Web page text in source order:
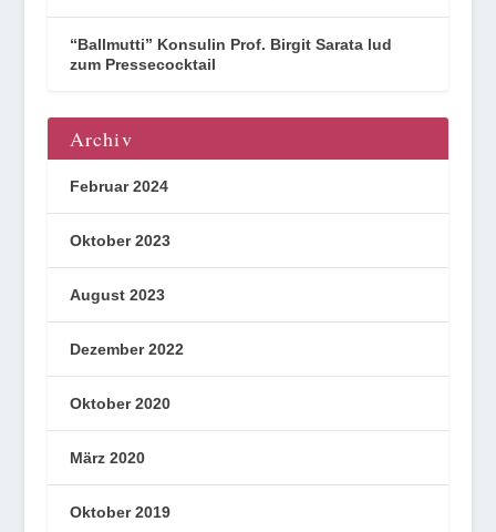
“Ballmutti” Konsulin Prof. Birgit Sarata lud
zum Pressecocktail
Archiv
Februar 2024
Oktober 2023
August 2023
Dezember 2022
Oktober 2020
März 2020
Oktober 2019